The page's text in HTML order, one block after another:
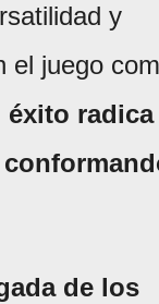
y
el juego
éxito radica
de los